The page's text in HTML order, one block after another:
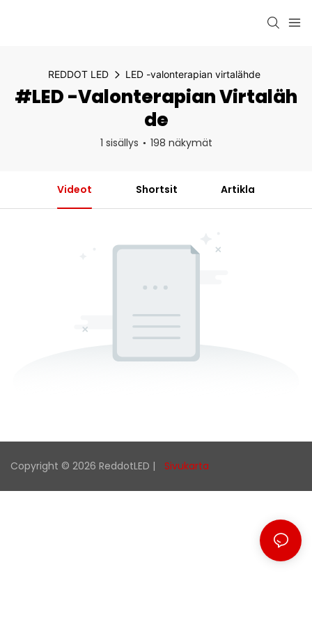
REDDOT LED LED -valonterapian virtalähde
#LED -valonterapian Virtaläh
De
1 sisällys 198 näkymät
Videot Shortsit Artikla
Copyright © 2026 ReddotLED | Sivukarta